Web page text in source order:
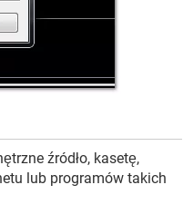
źródło, kasetę,
lub programów takich